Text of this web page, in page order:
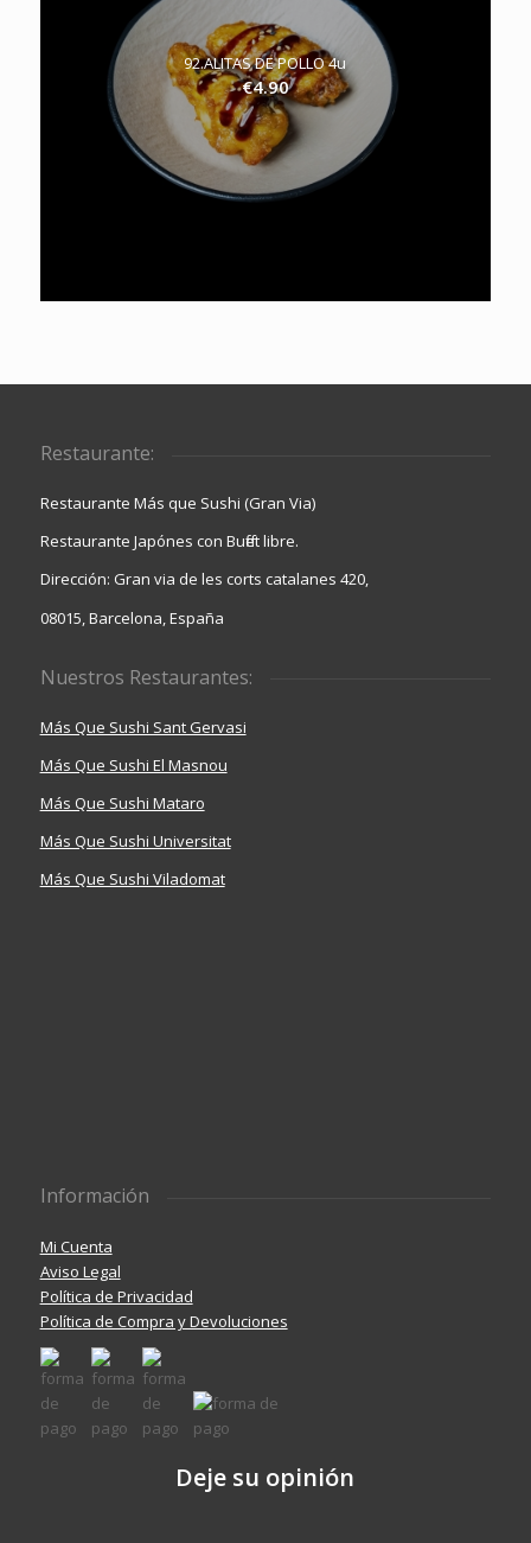
92.ALITAS DE POLLO 4u
€4.90
Restaurante:
Restaurante Más que Sushi (Gran Via)
Restaurante Japónes con Buffet libre.
Dirección: Gran via de les corts catalanes 420,
08015, Barcelona, España
Nuestros Restaurantes:
Más Que Sushi Sant Gervasi
Más Que Sushi El Masnou
Más Que Sushi Mataro
Más Que Sushi Universitat
Más Que Sushi Viladomat
Información
Mi Cuenta
Aviso Legal
Política de Privacidad
Política de Compra y Devoluciones
Deje su opinión